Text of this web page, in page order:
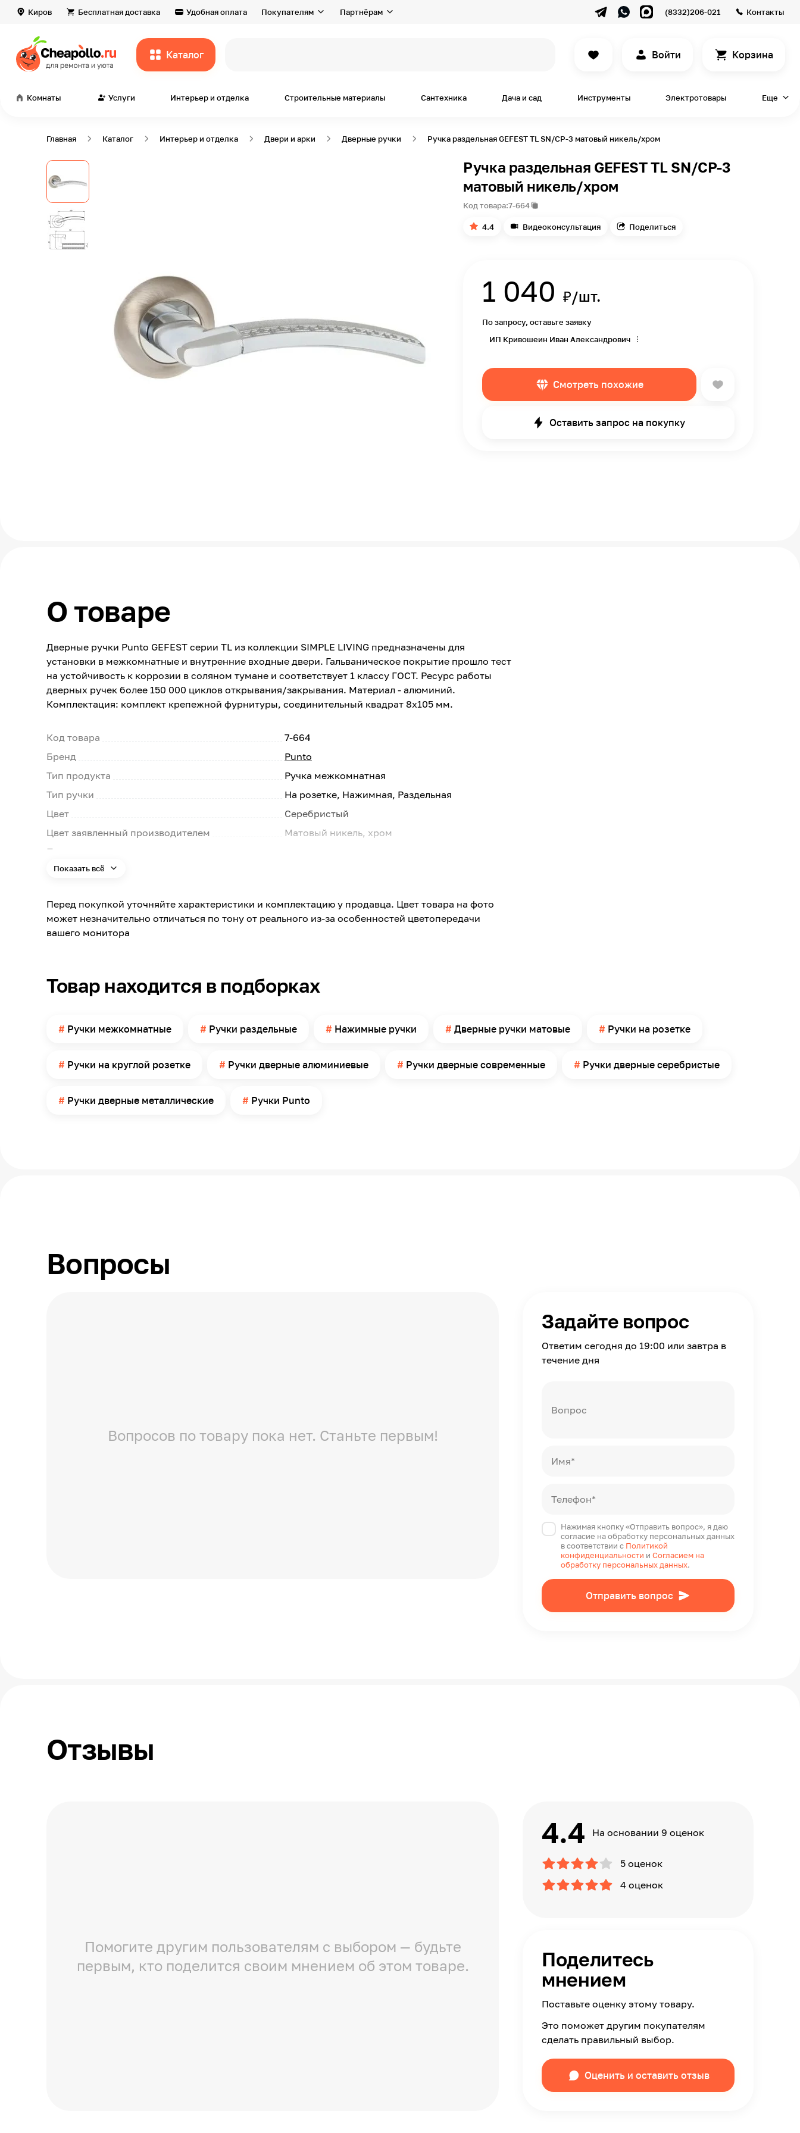
Киров Бесплатная доставка Удобная оплата Покупателям Партнёрам (8332)206-021 Контакты
Каталог Войти Корзина
Комнаты Услуги Интерьер и отделка Строительные материалы Сантехника Дача и сад Инструменты Электротовары Еще
Главная Каталог Интерьер и отделка Двери и арки Дверные ручки Ручка раздельная GEFEST TL SN/CP-3 матовый никель/хром
Ручка раздельная GEFEST TL SN/CP-3
матовый никель/хром
Код товара:7-664
4.4 Видеоконсультация Поделиться
1 040 ₽/шт.
По запросу, оставьте заявку
ИП Кривошеин Иван Александрович
Смотреть похожие
Оставить запрос на покупку
О товаре
Дверные ручки Punto GEFEST серии TL из коллекции SIMPLE LIVING предназначены для
установки в межкомнатные и внутренние входные двери. Гальваническое покрытие прошло тест
на устойчивость к коррозии в соляном тумане и соответствует 1 классу ГОСТ. Ресурс работы
дверных ручек более 150 000 циклов открывания/закрывания. Материал - алюминий.
Комплектация: комплект крепежной фурнитуры, соединительный квадрат 8x105 мм.
Код товара
7-664
Бренд
Punto
Тип продукта
Ручка межкомнатная
Тип ручки
На розетке, Нажимная, Раздельная
Цвет
Серебристый
Цвет заявленный производителем
Матовый никель, хром
Поверхность
Материал
Модельный ряд
TL
Фиксация декоративного кольца
Саморезы или стяжные винты
В комплекте
Комплект крепежной фурнитуры,
соединительный квадрат 8x105 мм.
Страна производства
Китай
Показать всё
Перед покупкой уточняйте характеристики и комплектацию у продавца. Цвет товара на фото
может незначительно отличаться по тону от реального из-за особенностей цветопередачи
вашего монитора
Товар находится в подборках
Ручки межкомнатные Ручки раздельные Нажимные ручки Дверные ручки матовые Ручки на розетке
Ручки на круглой розетке Ручки дверные алюминиевые Ручки дверные современные Ручки дверные серебристые
Ручки дверные металлические Ручки Punto
Вопросы
Вопросов по товару пока нет. Станьте первым!
Задайте вопрос
Ответим сегодня до 19:00 или завтра в
течение дня
Вопрос
Имя*
Телефон*
Нажимая кнопку «Отправить вопрос», я даю
согласие на обработку персональных данных
в соответствии с Политикой
конфиденциальности и Согласием на
обработку персональных данных.
Отправить вопрос
Отзывы
Помогите другим пользователям с выбором — будьте
первым, кто поделится своим мнением об этом товаре.
4.4 На основании 9 оценок
5 оценок
4 оценок
Поделитесь
мнением
Поставьте оценку этому товару.
Это поможет другим покупателям
сделать правильный выбор.
Оценить и оставить отзыв